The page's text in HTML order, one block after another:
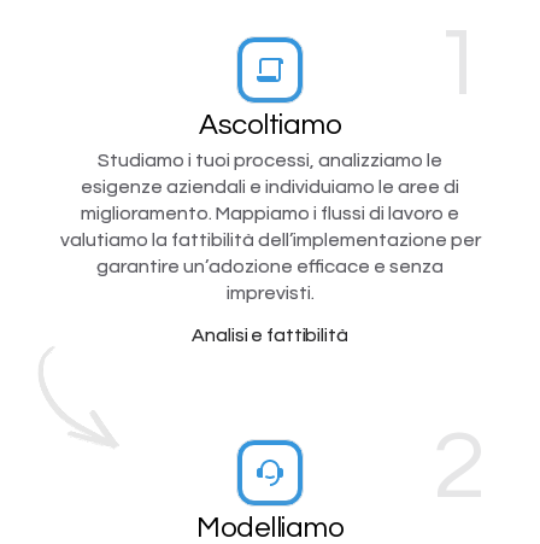
Ascoltiamo
Studiamo i tuoi processi, analizziamo le
esigenze aziendali e individuiamo le aree di
miglioramento. Mappiamo i flussi di lavoro e
valutiamo la fattibilità dell’implementazione per
garantire un’adozione efficace e senza
imprevisti.
Analisi e fattibilità
1
2
Modelliamo